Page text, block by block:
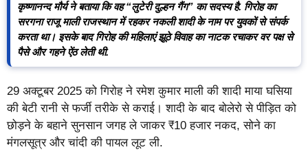
कृष्णानन्द मौर्य ने बताया कि वह “लुटेरी दुल्हन गैंग” का सदस्य है. गिरोह का
सरगना राजू माली राजस्थान में रहकर नकली शादी के नाम पर युवकों से संपर्क
करता था। इसके बाद गिरोह की महिलाएं झूठे विवाह का नाटक रचाकर वर पक्ष से
पैसे और गहने ऐंठ लेती थी.
29 अक्टूबर 2025 को गिरोह ने रमेश कुमार माली की शादी माया घसिया
की बेटी रानी से फर्जी तरीके से कराई। शादी के बाद बोलेरो से पीड़ित को
छोड़ने के बहाने सुनसान जगह ले जाकर ₹10 हजार नकद, सोने का
मंगलसूत्र और चांदी की पायल लूट ली.